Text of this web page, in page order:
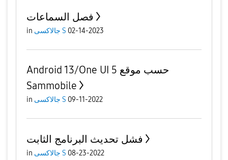
فصل السماعات
in جالاكسى S 02-14-2023
Android 13/One UI 5 حسب موقع
Sammobile
in جالاكسى S 09-11-2022
فشل تحديث البرنامج الثابت
in جالاكسى S 08-23-2022